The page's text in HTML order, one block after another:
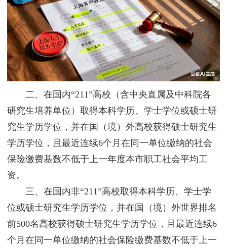
新
闻
资
讯
联
系
我
们
二、在国内“211”高校（含中央直属及中科院各
研究生培养单位）取得本科学历、学士学位或硕士研
究生学历学位，并在国（境）外高校获得硕士研究生
学历学位，且最近连续6个月在同一单位缴纳的社会
保险缴费基数不低于上一年度本市职工社会平均工
资。
三、在国内非“211”高校取得本科学历、学士学
位或硕士研究生学历学位，并在国（境）外世界排名
前500名高校获得硕士研究生学历学位，且最近连续6
个月在同一单位缴纳的社会保险缴费基数不低于上一